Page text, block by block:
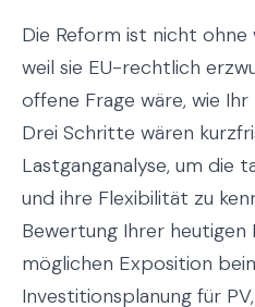
Die Reform ist nicht ohne
weil sie EU-rechtlich
offene Frage wäre, wie
Drei Schritte wären
Lastganganalyse, um die
und ihre Flexibilität zu
Bewertung Ihrer heutigen
möglichen Exposition
Investitionsplanung für